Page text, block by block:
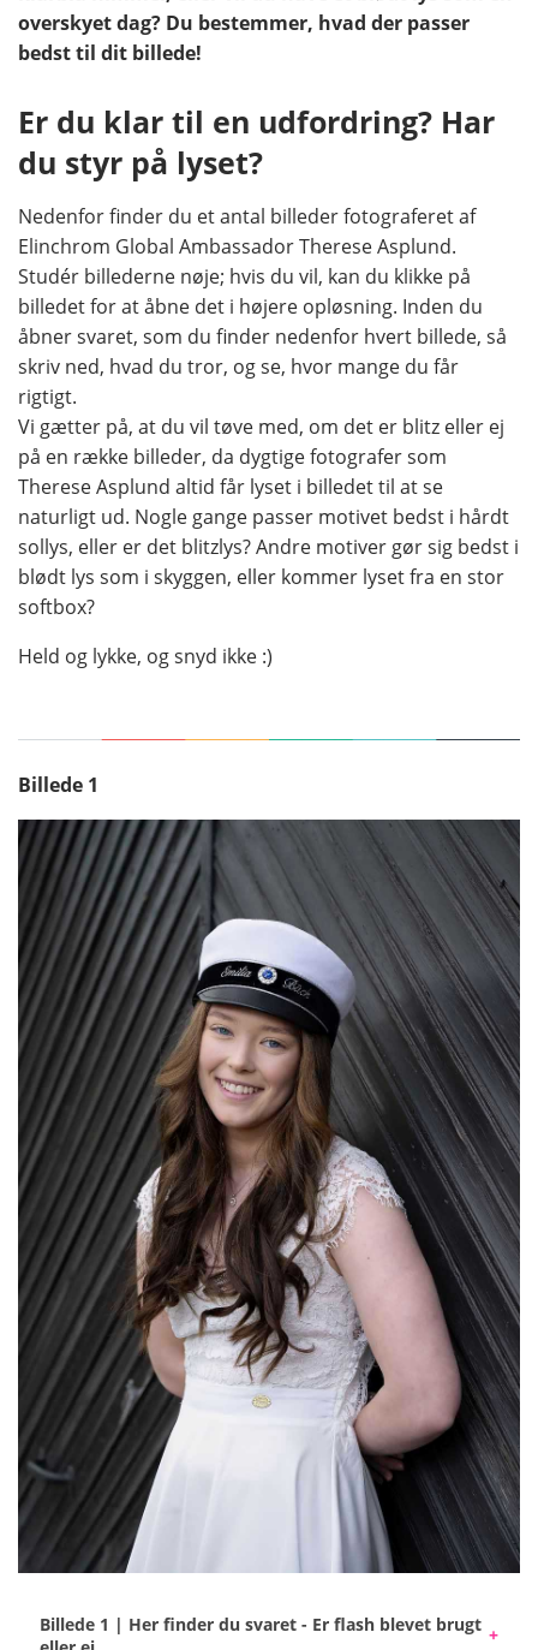
overskyet dag? Du bestemmer, hvad der passer
bedst til dit billede!
Er du klar til en udfordring? Har
du styr på lyset?
Nedenfor finder du et antal billeder fotograferet af
Elinchrom Global Ambassador Therese Asplund.
Studér billederne nøje; hvis du vil, kan du klikke på
billedet for at åbne det i højere opløsning. Inden du
åbner svaret, som du finder nedenfor hvert billede, så
skriv ned, hvad du tror, og se, hvor mange du får
rigtigt.
Vi gætter på, at du vil tøve med, om det er blitz eller ej
på en række billeder, da dygtige fotografer som
Therese Asplund altid får lyset i billedet til at se
naturligt ud. Nogle gange passer motivet bedst i hårdt
sollys, eller er det blitzlys? Andre motiver gør sig bedst i
blødt lys som i skyggen, eller kommer lyset fra en stor
softbox?
Held og lykke, og snyd ikke :)
Billede 1
Billede 1 | Her finder du svaret - Er flash blevet brugt